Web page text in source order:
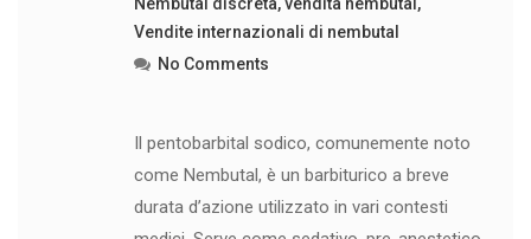
Vendite internazionali di nembutal
No Comments
Il pentobarbital sodico, comunemente noto
come Nembutal, è un barbiturico a breve
durata d’azione utilizzato in vari contesti